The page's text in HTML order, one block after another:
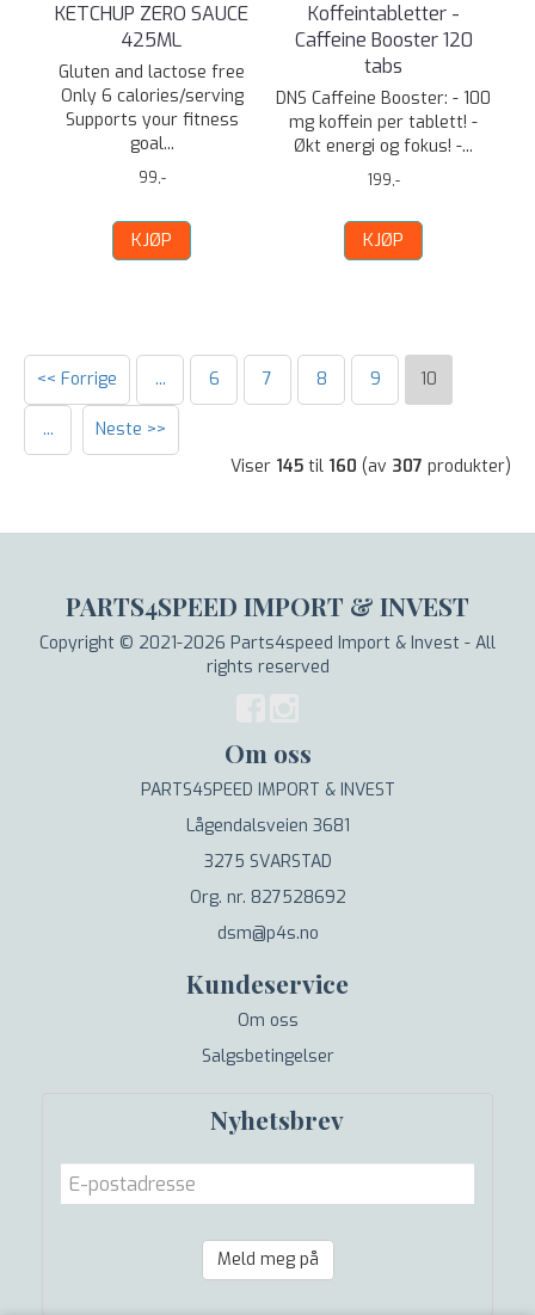
KETCHUP ZERO SAUCE
425ML
Gluten and lactose free
Only 6 calories/serving
Supports your fitness
goal...
99,-
KJØP
Koffeintabletter -
Caffeine Booster 120
tabs
DNS Caffeine Booster: - 100
mg koffein per tablett! -
Økt energi og fokus! -...
199,-
KJØP
<< Forrige ... 6 7 8 9 10
...
Neste >>
Viser 145 til 160 (av 307 produkter)
PARTS4SPEED IMPORT & INVEST
Copyright © 2021-2026 Parts4speed Import & Invest - All
rights reserved
Om oss
PARTS4SPEED IMPORT & INVEST
Lågendalsveien 3681
3275 SVARSTAD
Org. nr. 827528692
dsm@p4s.no
Kundeservice
Om oss
Salgsbetingelser
Nyhetsbrev
Meld meg på